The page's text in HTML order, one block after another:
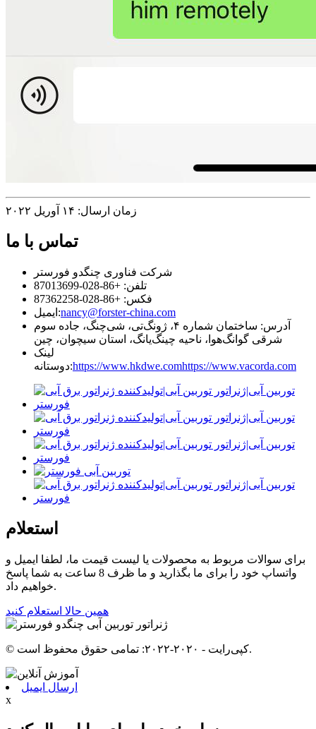
زمان ارسال: ۱۴ آوریل ۲۰۲۲
تماس با ما
شرکت فناوری چنگدو فورستر
تلفن: +86-028-87013699
فکس: +86-028-87362258
ایمیل:nancy@forster-china.com
آدرس: ساختمان شماره ۴، ژونگ‌تی، شی‌چنگ، جاده سوم
شرقی گوانگ‌هوا، ناحیه چینگ‌یانگ، استان سیچوان، چین
لینک
دوستانه:https://www.hkdwe.comhttps://www.vacorda.com
استعلام
برای سوالات مربوط به محصولات یا لیست قیمت ما، لطفا ایمیل و
واتساپ خود را برای ما بگذارید و ما ظرف 8 ساعت به شما پاسخ
خواهیم داد.
همین حالا استعلام کنید
© کپی‌رایت - ۲۰۲۰-۲۰۲۲: تمامی حقوق محفوظ است.
ارسال ایمیل
x